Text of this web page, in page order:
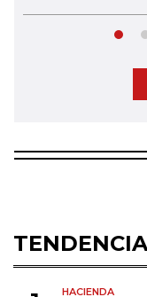
HACIENDA